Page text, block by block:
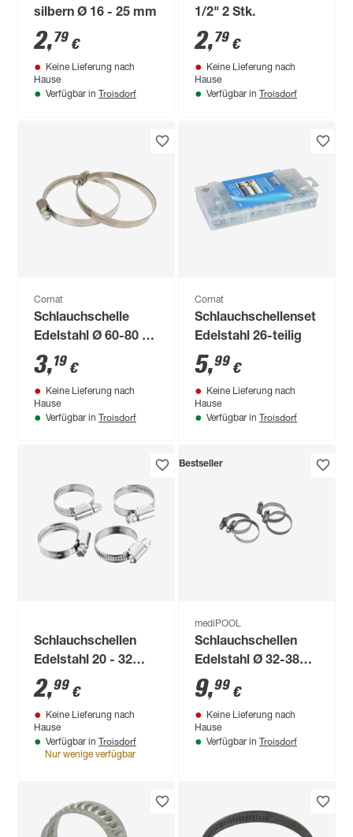
silbern Ø 16 - 25 mm
2,79 €
Keine Lieferung nach
Hause
Verfügbar in Troisdorf
1/2" 2 Stk.
2,79 €
Keine Lieferung nach
Hause
Verfügbar in Troisdorf
Cornat
Schlauchschelle
Edelstahl Ø 60-80 x
9 mm, 2 Stück
3,19 €
Keine Lieferung nach
Hause
Verfügbar in Troisdorf
Cornat
Schlauchschellenset
Edelstahl 26-teilig
5,99 €
Keine Lieferung nach
Hause
Verfügbar in Troisdorf
Schlauchschellen
Edelstahl 20 - 32
mm (1") 4 Stück
2,99 €
Keine Lieferung nach
Hause
Verfügbar in Troisdorf
Nur wenige verfügbar
Bestseller
mediPOOL
Schlauchschellen
Edelstahl Ø 32-38
mm, 4 Stück
9,99 €
Keine Lieferung nach
Hause
Verfügbar in Troisdorf